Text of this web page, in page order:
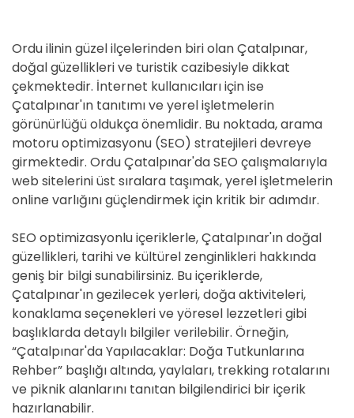
Ordu ilinin güzel ilçelerinden biri olan Çatalpınar,
doğal güzellikleri ve turistik cazibesiyle dikkat
çekmektedir. İnternet kullanıcıları için ise
Çatalpınar'ın tanıtımı ve yerel işletmelerin
görünürlüğü oldukça önemlidir. Bu noktada, arama
motoru optimizasyonu (SEO) stratejileri devreye
girmektedir. Ordu Çatalpınar'da SEO çalışmalarıyla
web sitelerini üst sıralara taşımak, yerel işletmelerin
online varlığını güçlendirmek için kritik bir adımdır.
SEO optimizasyonlu içeriklerle, Çatalpınar'ın doğal
güzellikleri, tarihi ve kültürel zenginlikleri hakkında
geniş bir bilgi sunabilirsiniz. Bu içeriklerde,
Çatalpınar'ın gezilecek yerleri, doğa aktiviteleri,
konaklama seçenekleri ve yöresel lezzetleri gibi
başlıklarda detaylı bilgiler verilebilir. Örneğin,
“Çatalpınar'da Yapılacaklar: Doğa Tutkunlarına
Rehber” başlığı altında, yaylaları, trekking rotalarını
ve piknik alanlarını tanıtan bilgilendirici bir içerik
hazırlanabilir.